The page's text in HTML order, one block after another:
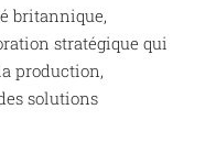
britannique,
stratégique qui
production,
solutions